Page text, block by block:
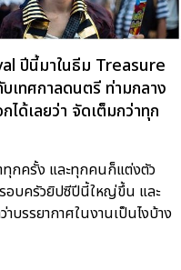
ปีนี้มาในธีม Treasure
เทศกาลดนตรี ท่ามกลาง
ได้เลยว่า จัดเต็มกว่าทุก
ทุกครั้ง และทุกคนก็แต่งตัว
รอบครัวยิปซีปีนี้ใหญ่ขึ้น และ
รรยากาศในงานเป็นไงบ้าง